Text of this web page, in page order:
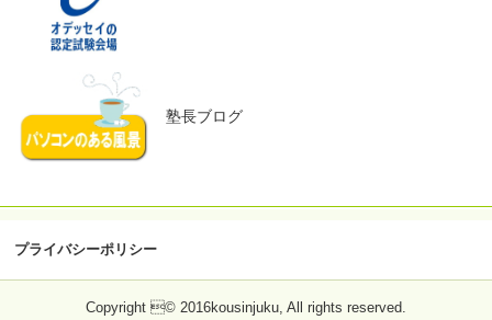
塾長ブログ
プライバシーポリシー
Copyright © 2016kousinjuku, All rights reserved.